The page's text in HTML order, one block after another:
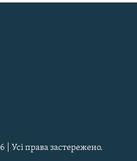
| Усі права застережено.